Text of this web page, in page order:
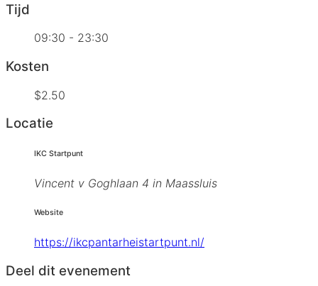
Tijd
09:30 - 23:30
Kosten
$2.50
Locatie
IKC Startpunt
Vincent v Goghlaan 4 in Maassluis
Website
https://ikcpantarheistartpunt.nl/
Deel dit evenement